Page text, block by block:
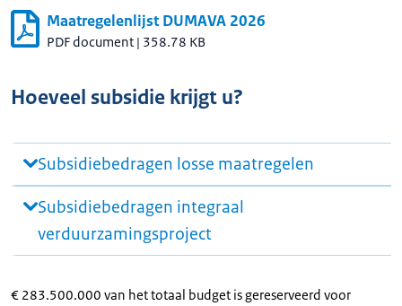
Maatregelenlijst DUMAVA 2026
PDF document | 358.78 KB
Hoeveel subsidie krijgt u?
Subsidiebedragen losse maatregelen
Subsidiebedragen integraal
verduurzamingsproject
€ 283.500.000 van het totaal budget is gereserveerd voor